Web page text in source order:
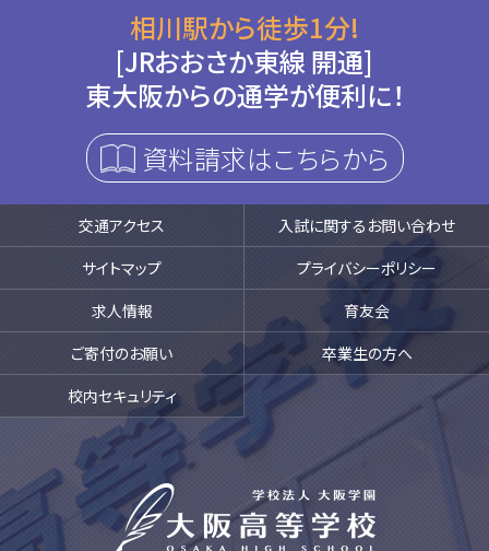
相川駅から徒歩1分!
[JRおおさか東線 開通]
東大阪からの通学が便利に！
資料請求はこちらから
交通アクセス
入試に関するお問い合わせ
サイトマップ
プライバシーポリシー
求人情報
育友会
ご寄付のお願い
卒業生の方へ
校内セキュリティ